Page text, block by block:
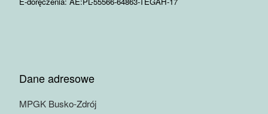
Dane adresowe
MPGK Busko-Zdrój